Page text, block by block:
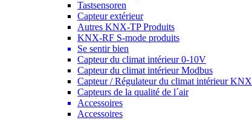
Tastsensoren
Capteur extérieur
Autres KNX-TP Produits
KNX-RF S-mode produits
Se sentir bien
Capteur du climat intérieur 0-10V
Capteur du climat intérieur Modbus
Capteur / Régulateur du climat intérieur KNX
Capteurs de la qualité de l´air
Accessoires
Accessoires